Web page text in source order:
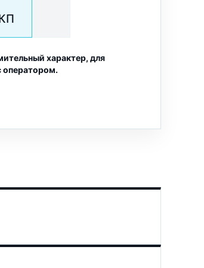
характер, для
оператором.